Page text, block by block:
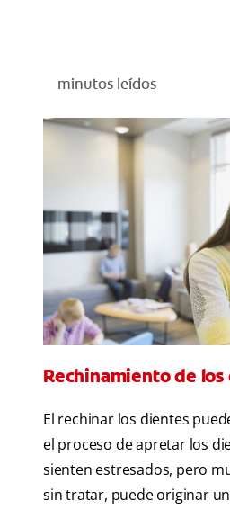
minutos leídos
Rechinamiento de
El rechinar los dientes
el proceso de apretar los
sienten estresados, pero
sin tratar, puede originar